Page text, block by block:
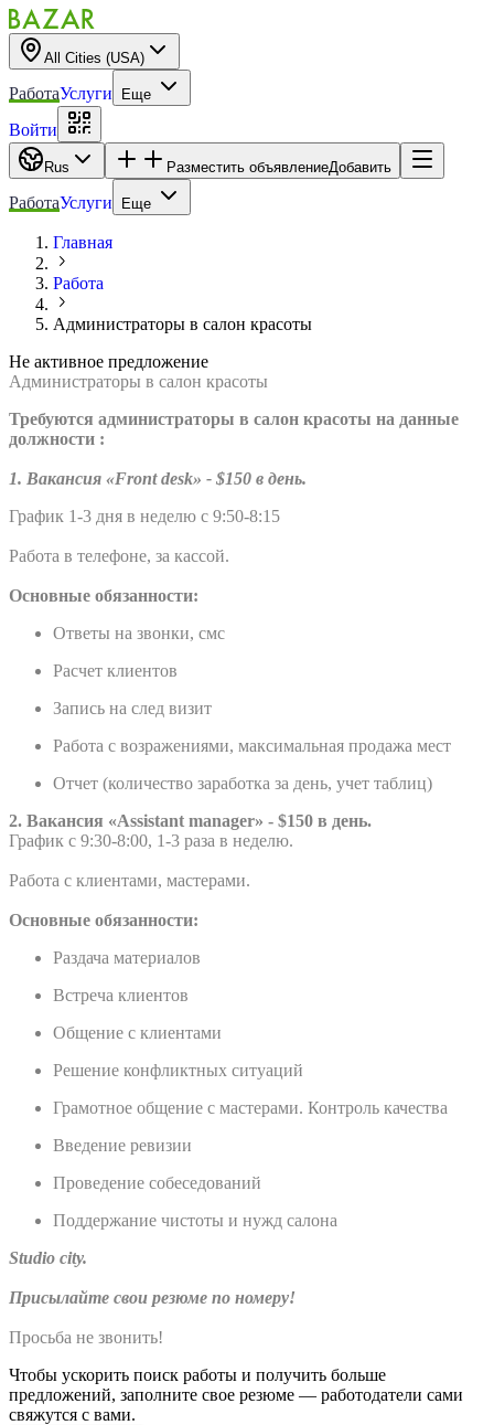
All Cities (USA)
РаботаУслуги Еще
Войти
Rus Разместить объявлениеДобавить
РаботаУслуги Еще
Главная
Работа
Администраторы в салон красоты
Не активное предложение
Администраторы в салон красоты
Требуются администраторы в салон красоты на данные
должности :
1. Вакансия «Front desk» - $150 в день.
График 1-3 дня в неделю с 9:50-8:15
Работа в телефоне, за кассой.
Основные обязанности:
Ответы на звонки, смс
Расчет клиентов
Запись на след визит
Работа с возражениями, максимальная продажа мест
Отчет (количество заработка за день, учет таблиц)
2. Вакансия «Assistant manager» - $150 в день.
График с 9:30-8:00, 1-3 раза в неделю.
Работа с клиентами, мастерами.
Основные обязанности:
Раздача материалов
Встреча клиентов
Общение с клиентами
Решение конфликтных ситуаций
Грамотное общение с мастерами. Контроль качества
Введение ревизии
Проведение собеседований
Поддержание чистоты и нужд салона
Studio city.
Присылайте свои резюме по номеру!
Просьба не звонить!
Чтобы ускорить поиск работы и получить больше
предложений, заполните свое резюме — работодатели сами
свяжутся с вами.